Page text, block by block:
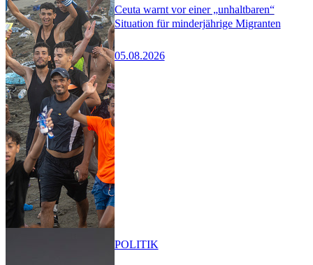
Ceuta warnt vor einer „unhaltbaren“
Situation für minderjährige Migranten
05.08.2026
POLITIK